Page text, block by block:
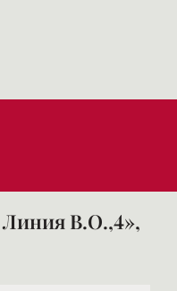
Линия В.О.,4»,